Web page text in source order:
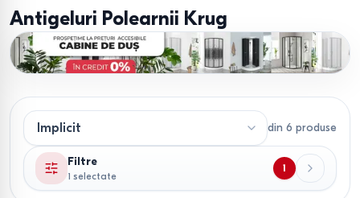
Antigeluri Polearnii Krug
din 6 produse
Filtre
1 selectate
1